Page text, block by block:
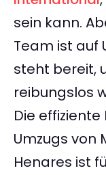
sein kann.
Team ist auf
steht bereit,
reibungslos
Die
Umzugs von
Henares ist